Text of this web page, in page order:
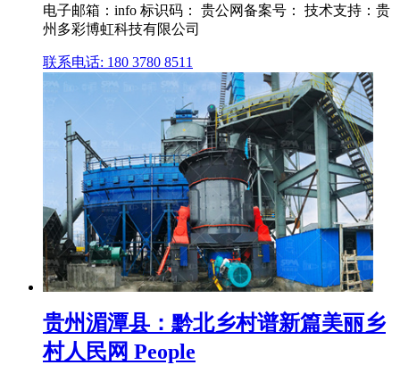
电子邮箱：info 标识码： 贵公网备案号： 技术支持：贵
州多彩博虹科技有限公司
联系电话: 180 3780 8511
贵州湄潭县：黔北乡村谱新篇美丽乡
村人民网 People